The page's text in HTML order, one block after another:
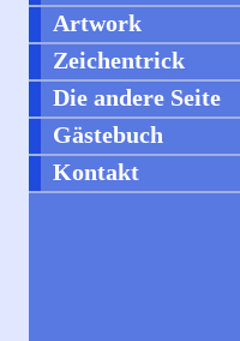
Artwork
Zeichentrick
Die andere Seite
Gästebuch
Kontakt